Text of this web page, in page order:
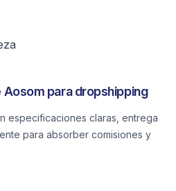
para dropshipping
especificaciones claras, entrega
para absorber comisiones y